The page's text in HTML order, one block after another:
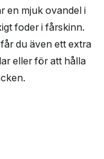
en mjuk ovandel i
foder i fårskinn.
du även ett extra
eller för att hålla